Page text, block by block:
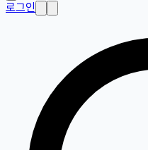
로그인